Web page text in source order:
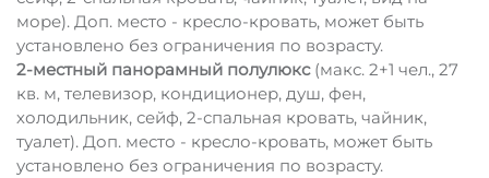
море). Доп. место - кресло-кровать, может быть
установлено без ограничения по возрасту.
2-местный панорамный полулюкс(макс. 2+1 чел., 27
кв. м, телевизор, кондиционер, душ, фен,
холодильник, сейф, 2-спальная кровать, чайник,
туалет). Доп. место - кресло-кровать, может быть
установлено без ограничения по возрасту.